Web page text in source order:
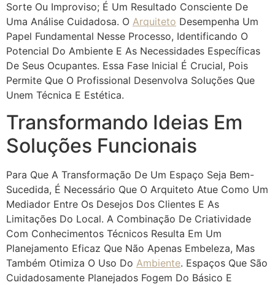
Sorte Ou Improviso; É Um Resultado Consciente De
Uma Análise Cuidadosa. O Arquiteto Desempenha Um
Papel Fundamental Nesse Processo, Identificando O
Potencial Do Ambiente E As Necessidades Específicas
De Seus Ocupantes. Essa Fase Inicial É Crucial, Pois
Permite Que O Profissional Desenvolva Soluções Que
Unem Técnica E Estética.
Transformando Ideias Em
Soluções Funcionais
Para Que A Transformação De Um Espaço Seja Bem-
Sucedida, É Necessário Que O Arquiteto Atue Como Um
Mediador Entre Os Desejos Dos Clientes E As
Limitações Do Local. A Combinação De Criatividade
Com Conhecimentos Técnicos Resulta Em Um
Planejamento Eficaz Que Não Apenas Embeleza, Mas
Também Otimiza O Uso Do Ambiente. Espaços Que São
Cuidadosamente Planejados Fogem Do Básico E